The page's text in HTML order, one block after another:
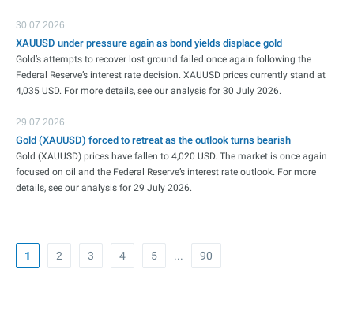
30.07.2026
XAUUSD under pressure again as bond yields displace gold
Gold’s attempts to recover lost ground failed once again following the
Federal Reserve’s interest rate decision. XAUUSD prices currently stand at
4,035 USD. For more details, see our analysis for 30 July 2026.
29.07.2026
Gold (XAUUSD) forced to retreat as the outlook turns bearish
Gold (XAUUSD) prices have fallen to 4,020 USD. The market is once again
focused on oil and the Federal Reserve’s interest rate outlook. For more
details, see our analysis for 29 July 2026.
1 2 3 4 5 ... 90